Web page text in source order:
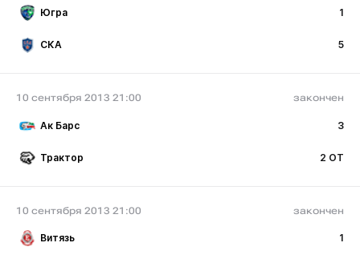
Югра 1
СКА 5
10 сентября 2013 21:00 закончен
Ак Барс 3
Трактор 2 ОТ
10 сентября 2013 21:00 закончен
Витязь 1